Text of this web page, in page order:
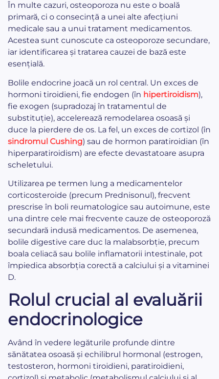
În multe cazuri, osteoporoza nu este o boală
primară, ci o consecință a unei alte afecțiuni
medicale sau a unui tratament medicamentos.
Acestea sunt cunoscute ca osteoporoze secundare,
iar identificarea și tratarea cauzei de bază este
esențială.
Bolile endocrine joacă un rol central. Un exces de
hormoni tiroidieni, fie endogen (în hipertiroidism),
fie exogen (supradozaj în tratamentul de
substituție), accelerează remodelarea osoasă și
duce la pierdere de os. La fel, un exces de cortizol (în
sindromul Cushing) sau de hormon paratiroidian (în
hiperparatiroidism) are efecte devastatoare asupra
scheletului.
Utilizarea pe termen lung a medicamentelor
corticosteroide (precum Prednisonul), frecvent
prescrise în boli reumatologice sau autoimune, este
una dintre cele mai frecvente cauze de osteoporoză
secundară indusă medicamentos. De asemenea,
bolile digestive care duc la malabsorbție, precum
boala celiacă sau bolile inflamatorii intestinale, pot
împiedica absorbția corectă a calciului și a vitaminei
D.
Rolul crucial al evaluării
endocrinologice
Având în vedere legăturile profunde dintre
sănătatea osoasă și echilibrul hormonal (estrogen,
testosteron, hormoni tiroidieni, paratiroidieni,